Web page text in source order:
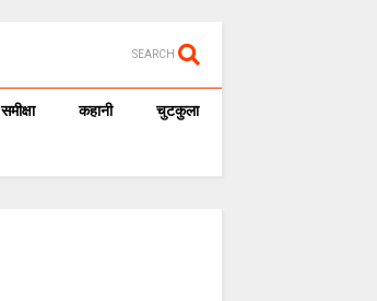
SEARCH
समीक्षा कहानी चुटकुला